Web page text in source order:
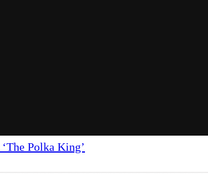
Polka King’